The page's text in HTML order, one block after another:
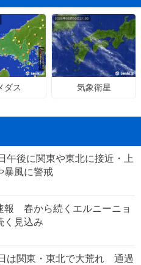
ダス 気象衛星
後に関東や東北に接近・上
風に警戒
報 春から続くエルニーニョ
く見込み
は関東・東北で大荒れ 通過